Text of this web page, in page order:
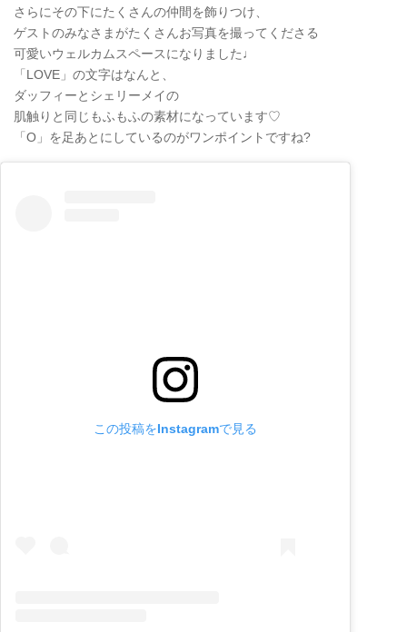
さらにその下にたくさんの仲間を飾りつけ、
ゲストのみなさまがたくさんお写真を撮ってくださる
可愛いウェルカムスペースになりました♩
「LOVE」の文字はなんと、
ダッフィーとシェリーメイの
肌触りと同じもふもふの素材になっています♡
「O」を足あとにしているのがワンポイントですね?
この投稿をInstagramで見る